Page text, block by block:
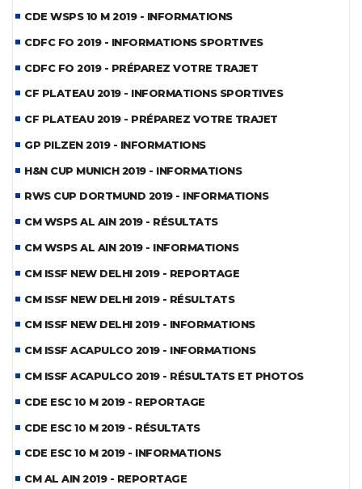
CDE WSPS 10 M 2019 - INFORMATIONS
CDFC FO 2019 - INFORMATIONS SPORTIVES
CDFC FO 2019 - PRÉPAREZ VOTRE TRAJET
CF PLATEAU 2019 - INFORMATIONS SPORTIVES
CF PLATEAU 2019 - PRÉPAREZ VOTRE TRAJET
GP PILZEN 2019 - INFORMATIONS
H&N CUP MUNICH 2019 - INFORMATIONS
RWS CUP DORTMUND 2019 - INFORMATIONS
CM WSPS AL AIN 2019 - RÉSULTATS
CM WSPS AL AIN 2019 - INFORMATIONS
CM ISSF NEW DELHI 2019 - REPORTAGE
CM ISSF NEW DELHI 2019 - RÉSULTATS
CM ISSF NEW DELHI 2019 - INFORMATIONS
CM ISSF ACAPULCO 2019 - INFORMATIONS
CM ISSF ACAPULCO 2019 - RÉSULTATS ET PHOTOS
CDE ESC 10 M 2019 - REPORTAGE
CDE ESC 10 M 2019 - RÉSULTATS
CDE ESC 10 M 2019 - INFORMATIONS
CM AL AIN 2019 - REPORTAGE